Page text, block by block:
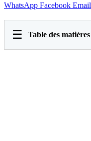
WhatsApp Facebook Email
☰ Table des matières